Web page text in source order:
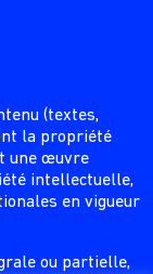
(textes,
la propriété
une œuvre
intellectuelle,
en vigueur
ou partielle,